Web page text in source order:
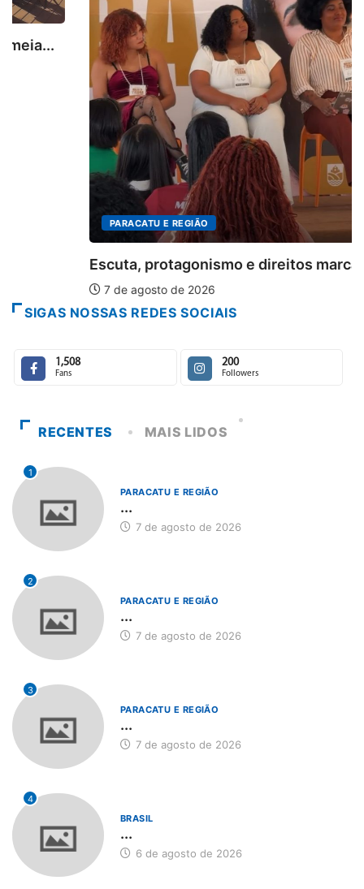
PARACATU E REGIÃO
Escuta, protagonismo e direitos marcam o I...
7 de agosto de 2026
SIGAS NOSSAS REDES SOCIAIS
1,508
Fans
200
Followers
RECENTES MAIS LIDOS
1
PARACATU E REGIÃO
...
7 de agosto de 2026
2
PARACATU E REGIÃO
...
7 de agosto de 2026
3
PARACATU E REGIÃO
...
7 de agosto de 2026
4
BRASIL
...
6 de agosto de 2026